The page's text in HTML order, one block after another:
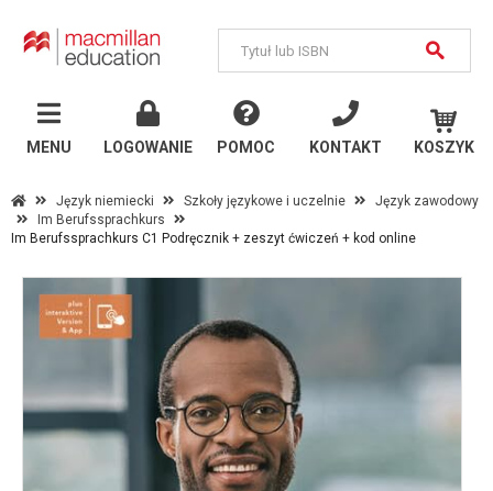
MENU LOGOWANIE POMOC KONTAKT KOSZYK
Język niemiecki Szkoły językowe i uczelnie
Język zawodowy
Im Berufssprachkurs
Im Berufssprachkurs C1 Podręcznik + zeszyt ćwiczeń + kod online
MENU
Język
angielski
Szkoły językowe i
uczelnie
Język
Szkoły państwowe
Szkoły językowe i